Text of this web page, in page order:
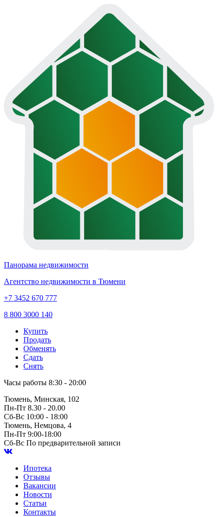
Панорама недвижимости
Агентство недвижимости в Тюмени
+7 3452 670 777
8 800 3000 140
Купить
Продать
Обменять
Сдать
Снять
Часы работы 8:30 - 20:00
Тюмень, Минская, 102
Пн-Пт 8.30 - 20.00
Сб-Вс 10:00 - 18:00
Тюмень, Немцова, 4
Пн-Пт 9:00-18:00
Сб-Вс По предварительной записи
Ипотека
Отзывы
Вакансии
Новости
Статьи
Контакты